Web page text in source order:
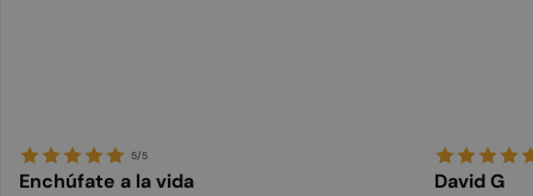
5/5
Enchúfate a la vida David G